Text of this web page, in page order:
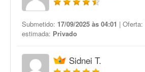
Submetido: 17/09/2025 às 04:01 | Oferta:
estimada: Privado
Sidnei T.